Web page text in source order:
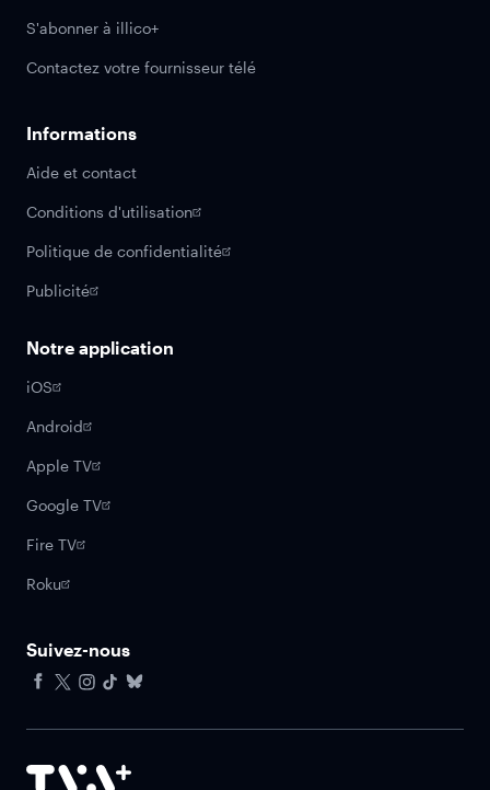
S'abonner à illico+
Contactez votre fournisseur télé
Informations
Aide et contact
Conditions d'utilisation
Politique de confidentialité
Publicité
Notre application
iOS
Android
Apple TV
Google TV
Fire TV
Roku
Suivez-nous